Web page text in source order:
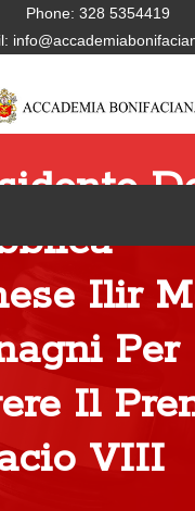
Phone: 328 5354419
Ilir
Per
Il
VIII